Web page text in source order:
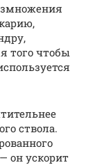
того чтобы
ствола.
он ускорит